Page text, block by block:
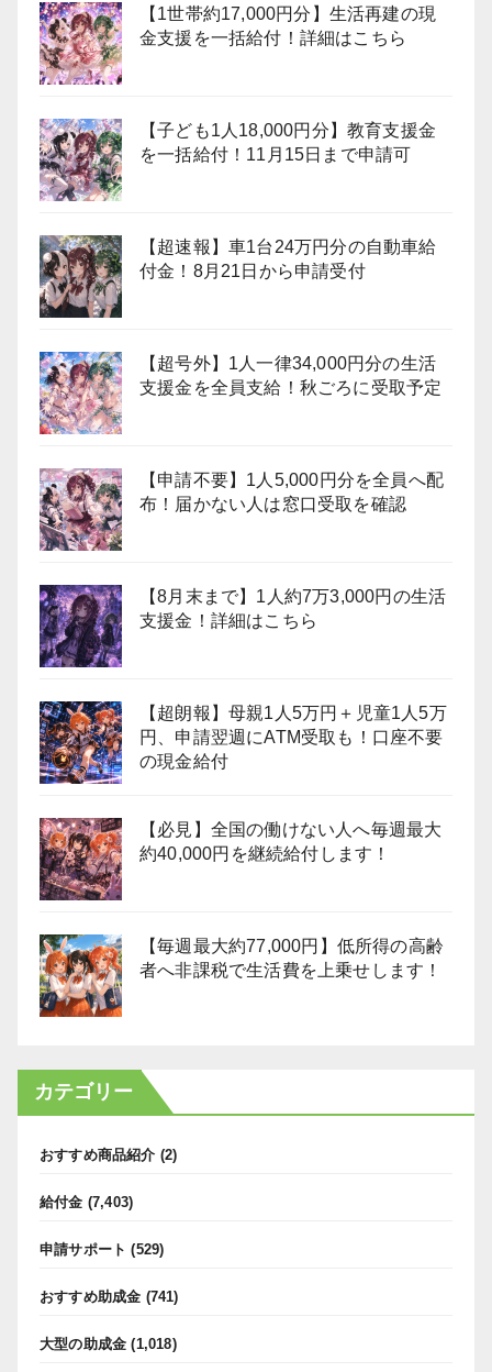
【1世帯約17,000円分】生活再建の現
金支援を一括給付！詳細はこちら
【子ども1人18,000円分】教育支援金
を一括給付！11月15日まで申請可
【超速報】車1台24万円分の自動車給
付金！8月21日から申請受付
【超号外】1人一律34,000円分の生活
支援金を全員支給！秋ごろに受取予定
【申請不要】1人5,000円分を全員へ配
布！届かない人は窓口受取を確認
【8月末まで】1人約7万3,000円の生活
支援金！詳細はこちら
【超朗報】母親1人5万円＋児童1人5万
円、申請翌週にATM受取も！口座不要
の現金給付
【必見】全国の働けない人へ毎週最大
約40,000円を継続給付します！
【毎週最大約77,000円】低所得の高齢
者へ非課税で生活費を上乗せします！
カテゴリー
おすすめ商品紹介 (2)
給付金 (7,403)
申請サポート (529)
おすすめ助成金 (741)
大型の助成金 (1,018)